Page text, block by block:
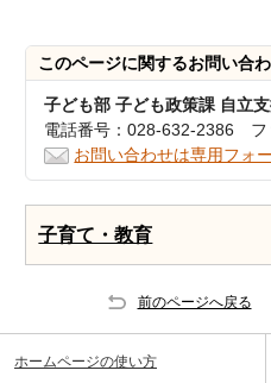
このページに関するお問い合
子ども部 子ども政策課 自立
電話番号：028-632-2386 フ
お問い合わせは専用フォ
子育て・教育
前のページへ戻る
ホームページの使い方